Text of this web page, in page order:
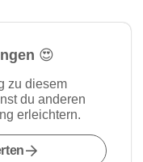
😍
zu diesem
du anderen
erleichtern.